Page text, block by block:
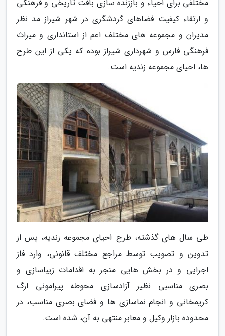
مختلفی برای احیاء و باززنده سازی بافت تاریخی و فرهنگی
و ارتقاء کیفیت فضاهای گردشگری در شهر شیراز مد نظر
مدیران و مجموعه های مختلف اعم از استانداری و میراث
فرهنگی فارس و شهرداری شیراز بوده که یکی از این طرح
ها، احیای مجموعه زندیه است.
طی سال های گذشته، طرح احیای مجموعه زندیه، پس از
تدوین و تصویب توسط مراجع مختلف قانونی، وارد فاز
اجرایی و در بخش هایی منجر به اقدامات زیباسازی و
بصری مناسبی نظیر آزادسازی محوطه پیرامونی ارگ
کریمخانی و انجام نماسازی ها و فضای بصری مناسب، در
محدوده بازار وکیل و معابر منتهی به آن، شده است.